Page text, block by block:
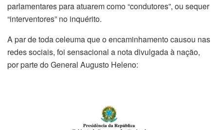
parlamentares para atuarem como “condutores”, ou sequer
“interventores” no inquérito.
A par de toda celeuma que o encaminhamento causou nas
redes sociais, foi sensacional a nota divulgada à nação,
por parte do General Augusto Heleno: